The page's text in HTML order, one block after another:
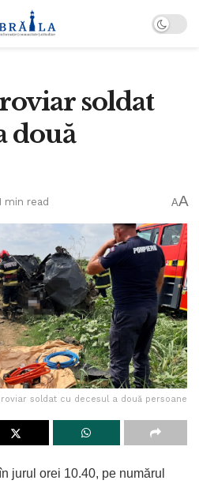
soldat
două
min read AA
soldat cu decesul a două persoane
jurul orei 10.40, pe numărul